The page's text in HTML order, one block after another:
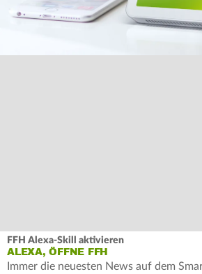
FFH Alexa-Skill aktivieren
ALEXA, ÖFFNE FFH
Immer die neuesten News auf dem